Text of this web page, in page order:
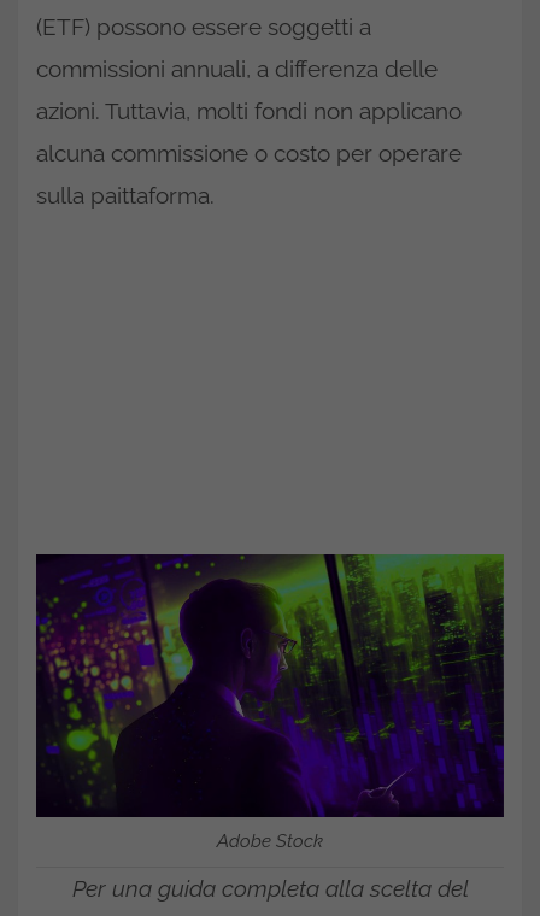
(ETF) possono essere soggetti a
commissioni annuali, a differenza delle
azioni. Tuttavia, molti fondi non applicano
alcuna commissione o costo per operare
sulla paittaforma.
Adobe Stock
Per una guida completa alla scelta del